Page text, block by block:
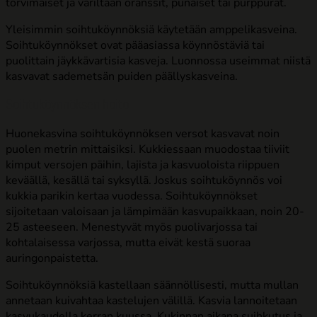
Yleisimmin soihtuköynnöksiä käytetään amppelikasveina.
Soihtuköynnökset ovat pääasiassa köynnöstäviä tai
puolittain jäykkävartisia kasveja. Luonnossa useimmat niistä
kasvavat sademetsän puiden päällyskasveina.
Huonekasvina soihtuköynnöksen versot kasvavat noin
puolen metrin mittaisiksi. Kukkiessaan muodostaa tiiviit
kimput versojen päihin, lajista ja kasvuoloista riippuen
keväällä, kesällä tai syksyllä. Joskus soihtuköynnös voi
kukkia parikin kertaa vuodessa. Soihtuköynnökset
sijoitetaan valoisaan ja lämpimään kasvupaikkaan, noin 20-
25 asteeseen. Menestyvät myös puolivarjossa tai
kohtalaisessa varjossa, mutta eivät kestä suoraa
auringonpaistetta.
Soihtuköynnöksiä kastellaan säännöllisesti, mutta mullan
annetaan kuivahtaa kastelujen välillä. Kasvia lannoitetaan